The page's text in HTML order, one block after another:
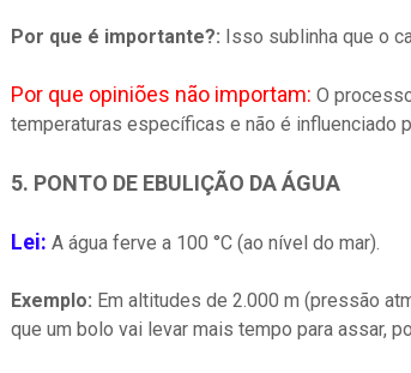
Por que é importante?: Isso sublinha que o
Por que opiniões não importam: O
temperaturas específicas e não é influenciado
5. PONTO DE EBULIÇÃO DA ÁGUA
Lei: A água ferve a 100 °C (ao nível do mar).
Exemplo: Em altitudes de 2.000 m (pressão
que um bolo vai levar mais tempo para assar,